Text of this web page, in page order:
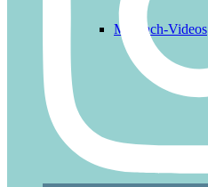
Mitmach-Videos